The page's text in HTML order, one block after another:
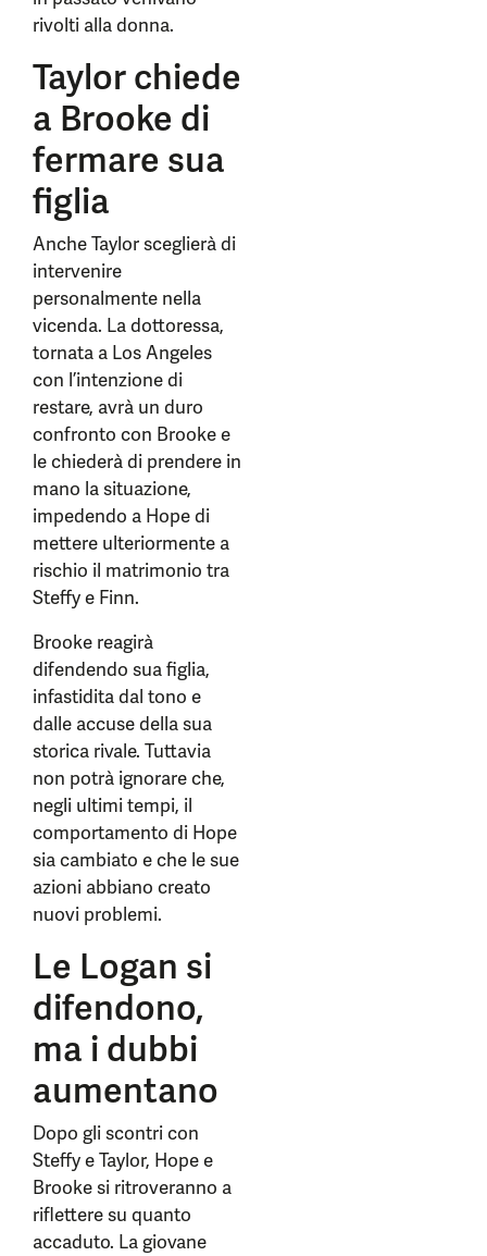
rivolti alla donna.
Taylor chiede
a Brooke di
fermare sua
figlia
Anche Taylor sceglierà di
intervenire
personalmente nella
vicenda. La dottoressa,
tornata a Los Angeles
con l’intenzione di
restare, avrà un duro
confronto con Brooke e
le chiederà di prendere in
mano la situazione,
impedendo a Hope di
mettere ulteriormente a
rischio il matrimonio tra
Steffy e Finn.
Brooke reagirà
difendendo sua figlia,
infastidita dal tono e
dalle accuse della sua
storica rivale. Tuttavia
non potrà ignorare che,
negli ultimi tempi, il
comportamento di Hope
sia cambiato e che le sue
azioni abbiano creato
nuovi problemi.
Le Logan si
difendono,
ma i dubbi
aumentano
Dopo gli scontri con
Steffy e Taylor, Hope e
Brooke si ritroveranno a
riflettere su quanto
accaduto. La giovane